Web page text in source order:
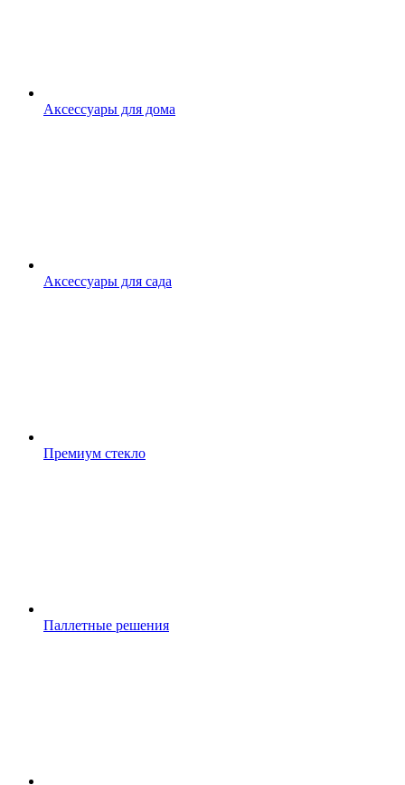
Аксессуары для дома
Аксессуары для сада
Премиум стекло
Паллетные решения